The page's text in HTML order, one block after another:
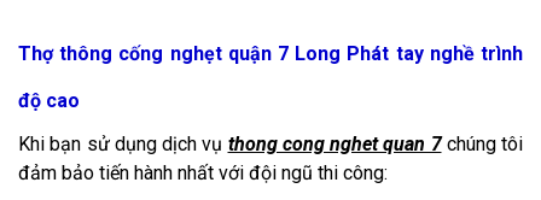
Thợ thông cống nghẹt quận 7 Long Phát tay nghề trình
độ cao
Khi bạn sử dụng dịch vụ thong cong nghet quan 7chúng tôi
đảm bảo tiến hành nhất với đội ngũ thi công: